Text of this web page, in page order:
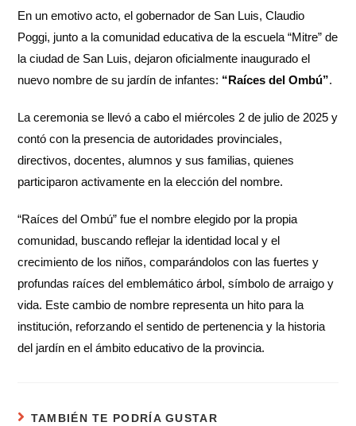
En un emotivo acto, el gobernador de San Luis, Claudio
Poggi, junto a la comunidad educativa de la escuela “Mitre” de
la ciudad de San Luis, dejaron oficialmente inaugurado el
nuevo nombre de su jardín de infantes: “Raíces del Ombú”.
La ceremonia se llevó a cabo el miércoles 2 de julio de 2025 y
contó con la presencia de autoridades provinciales,
directivos, docentes, alumnos y sus familias, quienes
participaron activamente en la elección del nombre.
“Raíces del Ombú” fue el nombre elegido por la propia
comunidad, buscando reflejar la identidad local y el
crecimiento de los niños, comparándolos con las fuertes y
profundas raíces del emblemático árbol, símbolo de arraigo y
vida. Este cambio de nombre representa un hito para la
institución, reforzando el sentido de pertenencia y la historia
del jardín en el ámbito educativo de la provincia.
TAMBIÉN TE PODRÍA GUSTAR